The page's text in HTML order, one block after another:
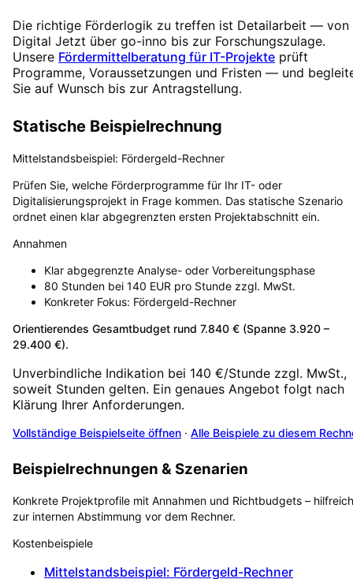
Die richtige Förderlogik zu treffen ist Detailarbeit — von
Digital Jetzt über go-inno bis zur Forschungszulage.
Unsere Fördermittelberatung für IT-Projekte prüft
Programme, Voraussetzungen und Fristen — und
Sie auf Wunsch bis zur Antragstellung.
Statische Beispielrechnung
Mittelstandsbeispiel: Fördergeld-Rechner
Prüfen Sie, welche Förderprogramme für Ihr IT- oder
Digitalisierungsprojekt in Frage kommen. Das statische Szenario
ordnet einen klar abgegrenzten ersten Projektabschnitt ein.
Annahmen
Klar abgegrenzte Analyse- oder Vorbereitungsphase
80 Stunden bei 140 EUR pro Stunde zzgl. MwSt.
Konkreter Fokus: Fördergeld-Rechner
Orientierendes Gesamtbudget rund 7.840 € (Spanne 3.920 –
29.400 €).
Unverbindliche Indikation bei 140 €/Stunde zzgl. MwSt.,
soweit Stunden gelten. Ein genaues Angebot folgt nach
Klärung Ihrer Anforderungen.
Vollständige Beispielseite öffnen · Alle Beispiele zu diesem
Beispielrechnungen & Szenarien
Konkrete Projektprofile mit Annahmen und Richtbudgets – hilfreich
zur internen Abstimmung vor dem Rechner.
Kostenbeispiele
Mittelstandsbeispiel: Fördergeld-Rechner